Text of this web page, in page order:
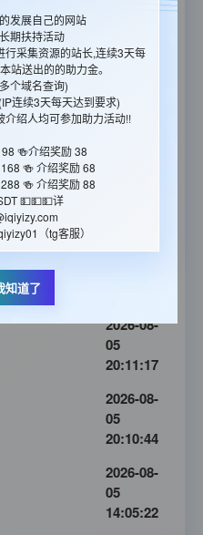
06
2026-08-
05
2026-08-
2026-08-
05
20:11:17
2026-08-
05
20:10:44
2026-08-
05
14:05:22
发展自己的网站
期扶持活动
行采集资源的站长,连续3天每
站送出的的助力金。
个域名查询)
连续3天每天达到要求)
介绍人均可参加助力活动!!
🍻介绍奖励 38
🍻 介绍奖励 68
🍻 介绍奖励 88
💵💵💵详
（tg客服）
知道了